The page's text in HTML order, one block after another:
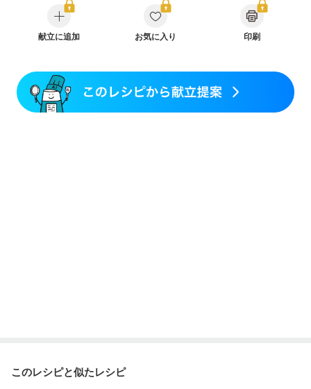
産後（ミルク）
骨粗しょう症
関節リウマチ
フレイル（年齢に合わせた体作り）
貧血対策
ニキビ・肌荒れ
更年期
献立に追加 お気に入り 印刷
このレシピと似たレシピ